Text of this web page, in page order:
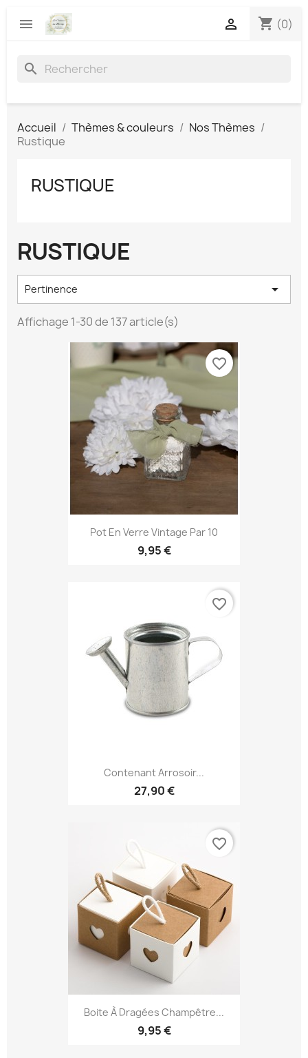
 shopping_cart (0)

search
Accueil Thèmes & couleurs
Nos Thèmes
Rustique
RUSTIQUE
RUSTIQUE
Pertinence 
Affichage 1-30 de 137 article(s)
Pot En Verre Vintage Par 10
9,95 €
favorite_border
Contenant Arrosoir...
27,90 €
favorite_border
Boite À Dragées Champêtre...
9,95 €
favorite_border